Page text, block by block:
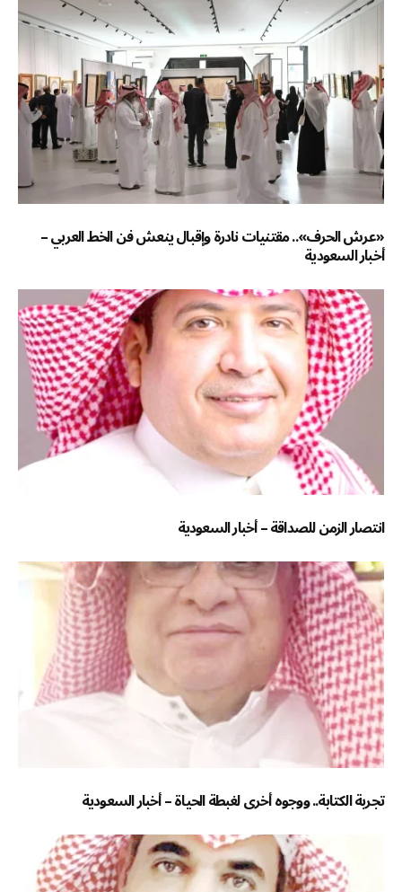
«عرش الحرف».. مقتنيات نادرة وإقبال ينعش فن الخط العربي –
أخبار السعودية
انتصار الزمن للصداقة – أخبار السعودية
تجربة الكتابة.. ووجوه أخرى لغبطة الحياة – أخبار السعودية